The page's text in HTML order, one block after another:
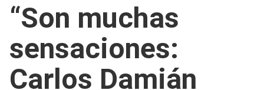
“Son muchas
sensaciones:
Carlos Damián